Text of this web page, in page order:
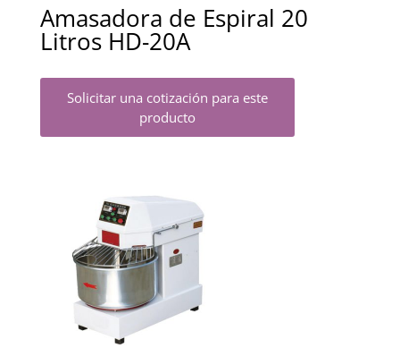
Amasadora de Espiral 20
Litros HD-20A
Solicitar una cotización para este
producto